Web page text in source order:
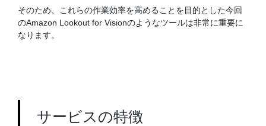
そのため、これらの作業効率を高めることを目的とした今回
のAmazon Lookout for Visionのようなツールは非常に重要に
なります。
サービスの特徴